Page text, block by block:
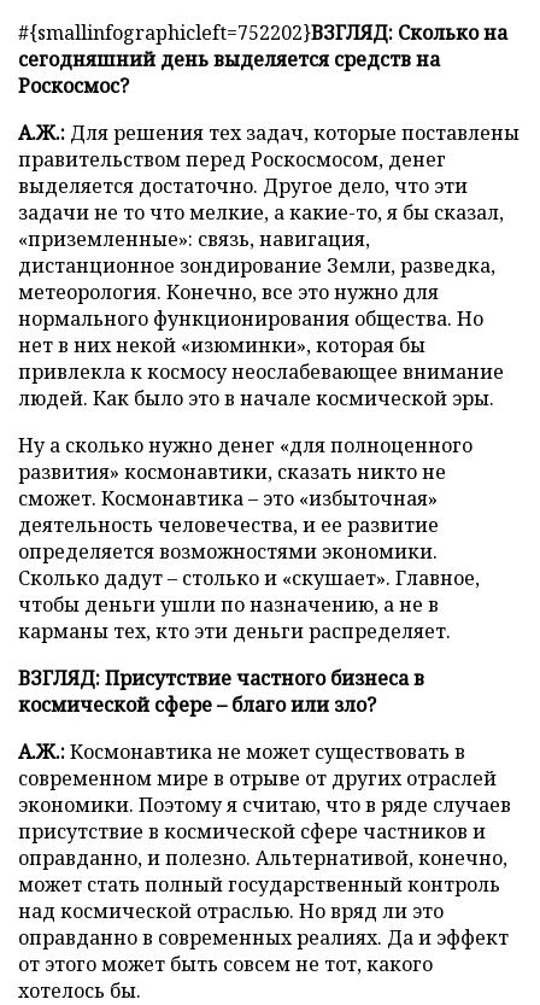
#{smallinfographicleft=752202}ВЗГЛЯД: Сколько на
сегодняшний день выделяется средств на
Роскосмос?
А.Ж.: Для решения тех задач, которые поставлены
правительством перед Роскосмосом, денег
выделяется достаточно. Другое дело, что эти
задачи не то что мелкие, а какие-то, я бы сказал,
«приземленные»: связь, навигация,
дистанционное зондирование Земли, разведка,
метеорология. Конечно, все это нужно для
нормального функционирования общества. Но
нет в них некой «изюминки», которая бы
привлекла к космосу неослабевающее внимание
людей. Как было это в начале космической эры.
Ну а сколько нужно денег «для полноценного
развития» космонавтики, сказать никто не
сможет. Космонавтика – это «избыточная»
деятельность человечества, и ее развитие
определяется возможностями экономики.
Сколько дадут – столько и «скушает». Главное,
чтобы деньги ушли по назначению, а не в
карманы тех, кто эти деньги распределяет.
ВЗГЛЯД: Присутствие частного бизнеса в
космической сфере – благо или зло?
А.Ж.:Космонавтика не может существовать в
современном мире в отрыве от других отраслей
экономики. Поэтому я считаю, что в ряде случаев
присутствие в космической сфере частников и
оправданно, и полезно. Альтернативой, конечно,
может стать полный государственный контроль
над космической отраслью. Но вряд ли это
оправданно в современных реалиях. Да и эффект
от этого может быть совсем не тот, какого
хотелось бы.